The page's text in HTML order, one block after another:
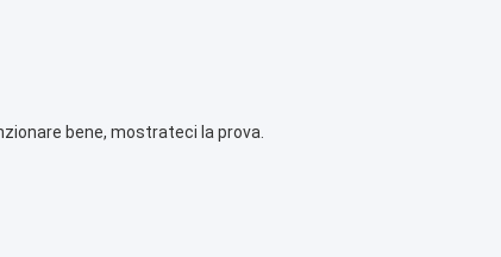
bene, mostrateci la prova.